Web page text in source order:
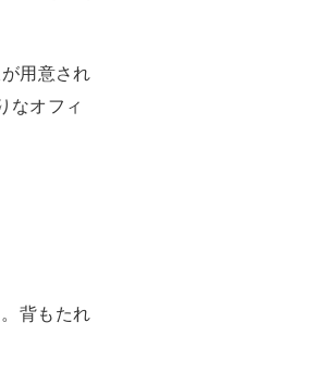
用意され
なオフィ
背もたれ